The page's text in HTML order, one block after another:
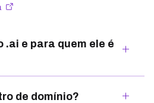
.ai e para quem ele é
de domínio?